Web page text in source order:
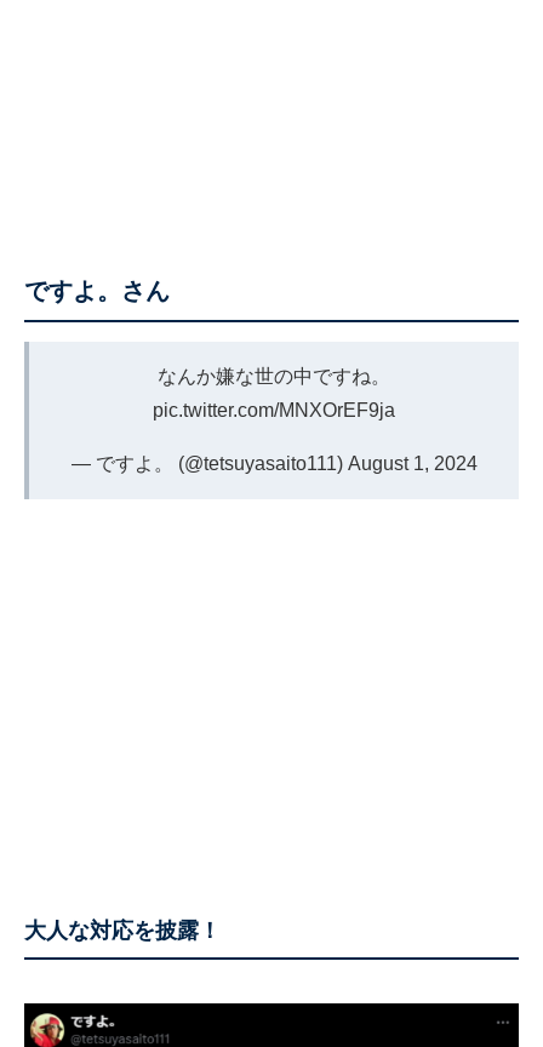
ですよ。さん
なんか嫌な世の中ですね。
pic.twitter.com/MNXOrEF9ja
— ですよ。 (@tetsuyasaito111) August 1, 2024
大人な対応を披露！